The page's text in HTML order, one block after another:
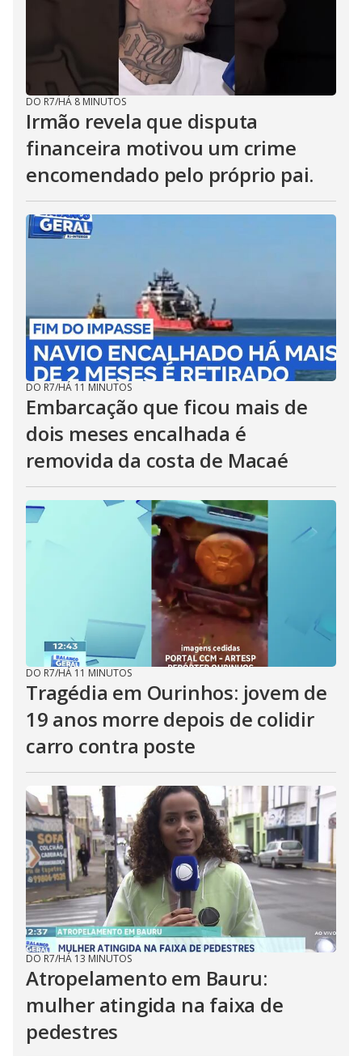
DO R7/HÁ 8 MINUTOS
Irmão revela que disputa
financeira motivou um crime
encomendado pelo próprio pai.
DO R7/HÁ 11 MINUTOS
Embarcação que ficou mais de
dois meses encalhada é
removida da costa de Macaé
DO R7/HÁ 11 MINUTOS
Tragédia em Ourinhos: jovem de
19 anos morre depois de colidir
carro contra poste
DO R7/HÁ 13 MINUTOS
Atropelamento em Bauru:
mulher atingida na faixa de
pedestres